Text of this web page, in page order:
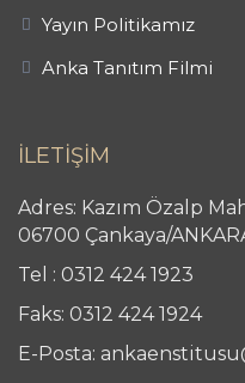
Yayın Politikamız
Anka Tanıtım Filmi
İLETİŞİM
Adres: Kazım Özalp
06700 Çankaya/
Tel : 0312 424 1923
Faks: 0312 424 1924
E-Posta: